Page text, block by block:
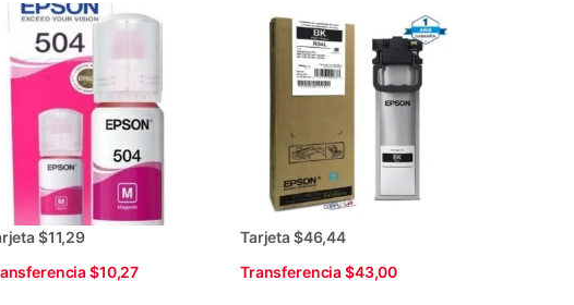
$11,29
$10,27
Tarjeta $46,44
Transferencia $43,00